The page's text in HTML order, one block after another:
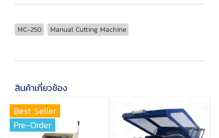
MC-250 Manual Cutting Machine
สินค้าเกี่ยวข้อง
Best Seller
Pre-Order